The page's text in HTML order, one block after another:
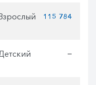
115 784
—